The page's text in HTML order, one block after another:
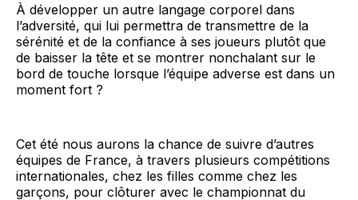
À développer un autre langage corporel dans
l’adversité, qui lui permettra de transmettre de la
sérénité et de la confiance à ses joueurs plutôt que
de baisser la tête et se montrer nonchalant sur le
bord de touche lorsque l’équipe adverse est dans un
moment fort ?
Cet été nous aurons la chance de suivre d’autres
équipes de France, à travers plusieurs compétitions
internationales, chez les filles comme chez les
garçons, pour clôturer avec le championnat du